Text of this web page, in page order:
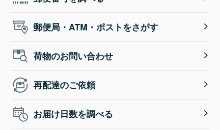
郵便局・ATM・ポストをさがす
荷物のお問い合わせ
再配達のご依頼
お届け日数を調べる